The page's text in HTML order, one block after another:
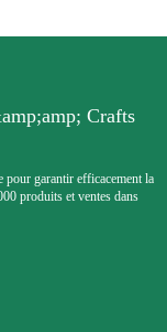
Crafts
garantir efficacement la
produits et ventes dans